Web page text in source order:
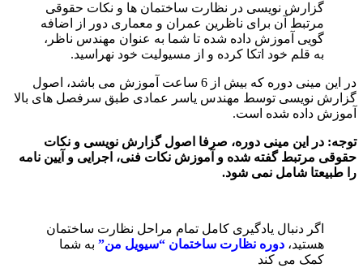
گزارش نویسی در نظارت ساختمان ها و نکات حقوقی
مرتبط آن برای ناظرین عمران و معماری دور از اضافه
گویی آموزش داده شده تا شما به عنوان مهندس ناظر،
به قلم خود اتکا کرده و از مسیولیت خود نهراسید.
در این مینی دوره که بیش از 6 ساعت آموزش می باشد، اصول
گزارش نویسی توسط مهندس یاسر عمادی طبق سرفصل های بالا
آموزش داده شده است.
توجه: در این مینی دوره، صرفا اصول گزارش نویسی و نکات
حقوقی مرتبط گفته شده و آموزش نکات فنی، اجرایی و آیین نامه
را طبیعتا شامل نمی شود.
اگر دنبال یادگیری کامل تمام مراحل نظارت ساختمان
هستید، دوره نظارت ساختمان “سیویل من” به شما
کمک می کند